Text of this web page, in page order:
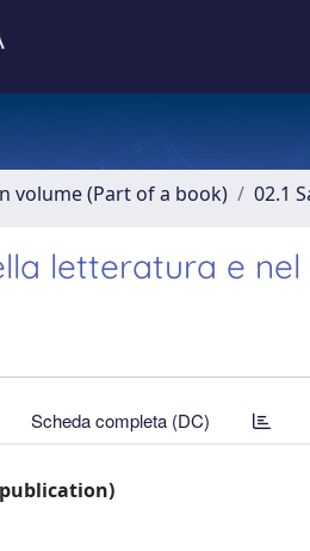
volume (Part of a book) 02.1
letteratura e
Scheda completa (DC)